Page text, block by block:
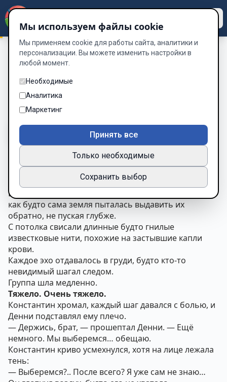
Таинственный Остров «Наследник»
Глава 11. ТЬМА
Глава 11 из 15
Шрифт
Глава 11. ТЬМА
Пещера узилась с каждым шагом.
Воздух становился тяжелее, холоднее, влажнее —
как будто сама земля пыталась выдавить их
обратно, не пуская глубже.
С потолка свисали длинные будто гнилые
известковые нити, похожие на застывшие капли
крови.
Каждое эхо отдавалось в груди, будто кто-то
невидимый шагал следом.
Группа шла медленно.
Тяжело. Очень тяжело.
Константин хромал, каждый шаг давался с болью, и
Денни подставлял ему плечо.
— Держись, брат, — прошептал Денни. — Ещё
немного. Мы выберемся… обещаю.
Константин криво усмехнулся, хотя на лице лежала
тень:
— Выберемся?.. После всего? Я уже сам не знаю…
Мы используем файлы cookie
Мы применяем cookie для работы сайта, аналитики и
персонализации. Вы можете изменить настройки в
любой момент.
Необходимые
Аналитика
Маркетинг
Принять все
Только необходимые
Сохранить выбор